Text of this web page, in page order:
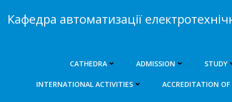
content
Кафедра автоматизації
CATHEDRA ADMISSION STUDY
INTERNATIONAL ACTIVITIES ACCREDITATION